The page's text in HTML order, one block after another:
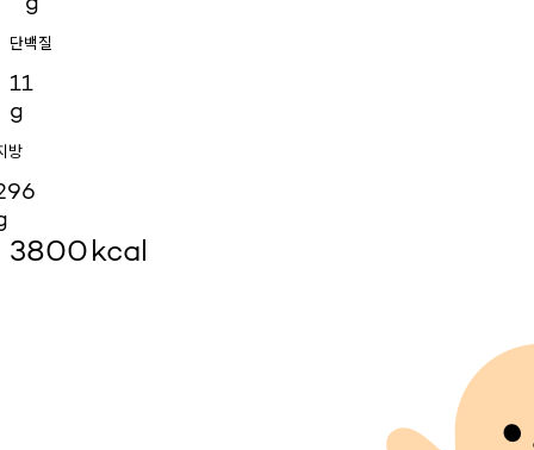
단백질
11
g
방
3800kcal